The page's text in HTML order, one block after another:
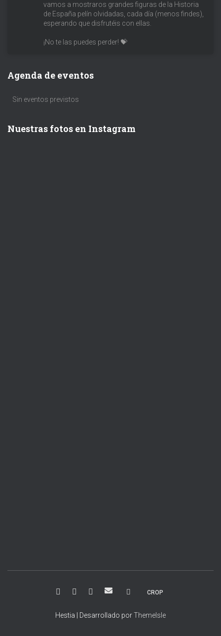
vamos a mostraros grandes figuras de la Historia
de España pelín olvidadas, cada día (menos findes),
esperando que disfrutéis con ellas.
¡No te las puedes perder! 💝
Agenda de eventos
Sin eventos previstos
Nuestras fotos en Instagram
S
CROP
Hestia | Desarrollado porThemeIsle